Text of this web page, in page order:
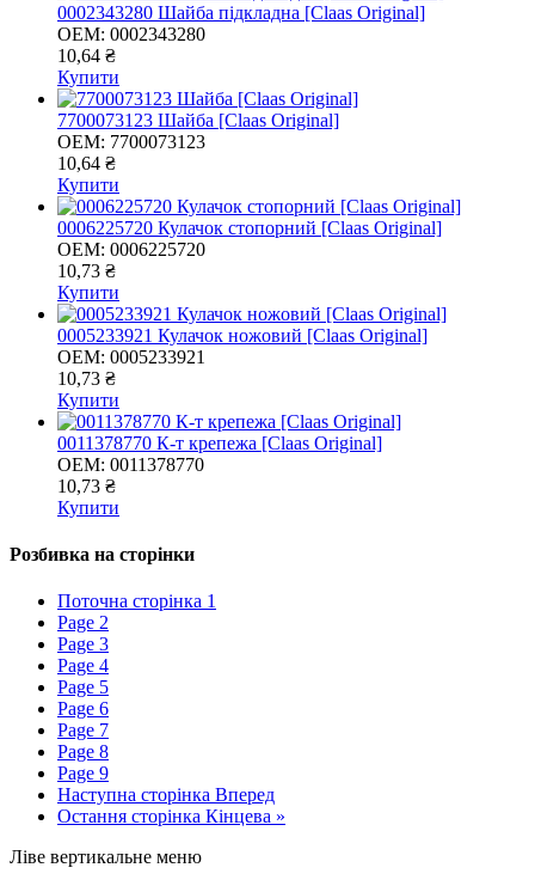
0002343280 Шайба підкладна [Claas Original]
OEM: 0002343280
10,64 ₴
Купити
7700073123 Шайба [Claas Original]
OEM: 7700073123
10,64 ₴
Купити
0006225720 Кулачок стопорний [Claas Original]
OEM: 0006225720
10,73 ₴
Купити
0005233921 Кулачок ножовий [Claas Original]
OEM: 0005233921
10,73 ₴
Купити
0011378770 К-т крепежа [Claas Original]
OEM: 0011378770
10,73 ₴
Купити
Розбивка на сторінки
Поточна сторінка 1
Page 2
Page 3
Page 4
Page 5
Page 6
Page 7
Page 8
Page 9
Наступна сторінка Вперед
Остання сторінка Кінцева »
Ліве вертикальне меню